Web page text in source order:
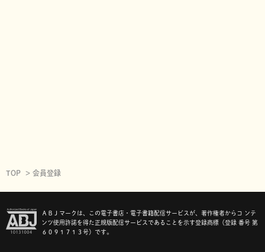
TOP 会員登録
ＡＢＪマークは、この電子書店・電子書籍配信サービスが、著作権者からコ ンテ
ンツ使用許諾を得た正規版配信サービスであることを示す登録商標（登録 番号 第
６０９１７１３号）です。